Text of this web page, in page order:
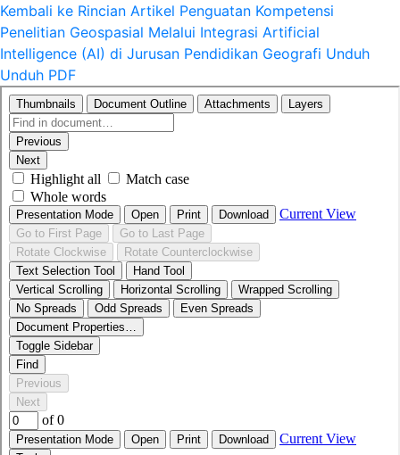
Kembali ke Rincian Artikel Penguatan Kompetensi
Penelitian Geospasial Melalui Integrasi Artificial
Intelligence (AI) di Jurusan Pendidikan Geografi Unduh
Unduh PDF